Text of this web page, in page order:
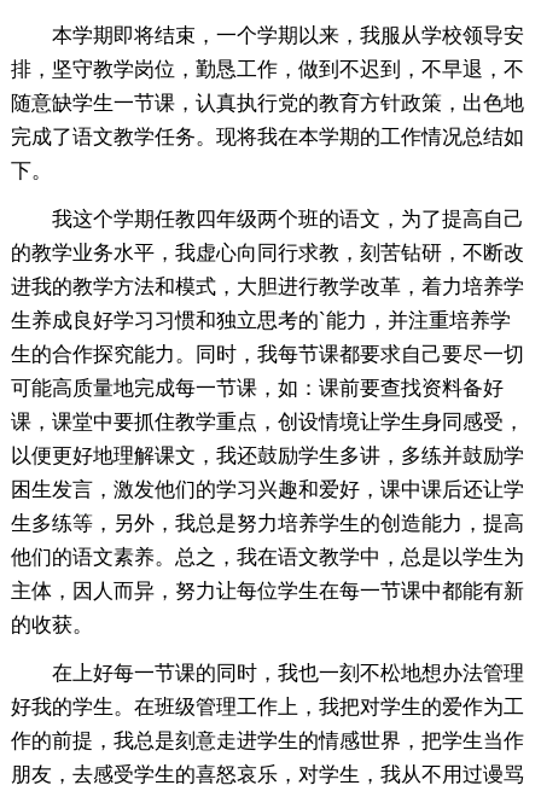
本学期即将结束，一个学期以来，我服从学校领导安
排，坚守教学岗位，勤恳工作，做到不迟到，不早退，不
随意缺学生一节课，认真执行党的教育方针政策，出色地
完成了语文教学任务。现将我在本学期的工作情况总结如
下。
我这个学期任教四年级两个班的语文，为了提高自己
的教学业务水平，我虚心向同行求教，刻苦钻研，不断改
进我的教学方法和模式，大胆进行教学改革，着力培养学
生养成良好学习习惯和独立思考的`能力，并注重培养学
生的合作探究能力。同时，我每节课都要求自己要尽一切
可能高质量地完成每一节课，如：课前要查找资料备好
课，课堂中要抓住教学重点，创设情境让学生身同感受，
以便更好地理解课文，我还鼓励学生多讲，多练并鼓励学
困生发言，激发他们的学习兴趣和爱好，课中课后还让学
生多练等，另外，我总是努力培养学生的创造能力，提高
他们的语文素养。总之，我在语文教学中，总是以学生为
主体，因人而异，努力让每位学生在每一节课中都能有新
的收获。
在上好每一节课的同时，我也一刻不松地想办法管理
好我的学生。在班级管理工作上，我把对学生的爱作为工
作的前提，我总是刻意走进学生的情感世界，把学生当作
朋友，去感受学生的喜怒哀乐，对学生，我从不用过谩骂